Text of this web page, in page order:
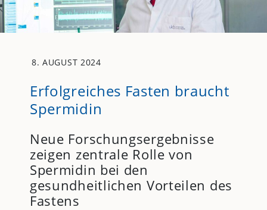
8. AUGUST 2024
Erfolgreiches Fasten braucht
Spermidin
Neue Forschungsergebnisse
zeigen zentrale Rolle von
Spermidin bei den
gesundheitlichen Vorteilen des
Fastens